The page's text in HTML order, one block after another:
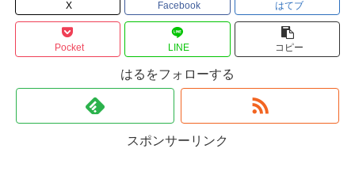
X Facebook はてブ
Pocket LINE コピー
はるをフォローする
スポンサーリンク